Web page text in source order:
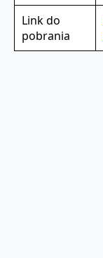
Link do
pobrania